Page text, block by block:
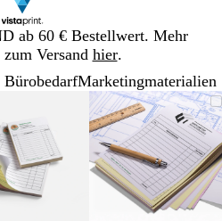
ab 60 € Bestellwert. Mehr
Versand hier.
Mar­ke­ting­ma­te­rialien
Vergrößer-/verkleinerbares
Bild
auf
Minimum
zum
Vergrößern
Sie
die
Tasten
+
und
Bild
Zoom
auf
Minimum
Klicken
zum
Sie
die
Tasten
+
und
-